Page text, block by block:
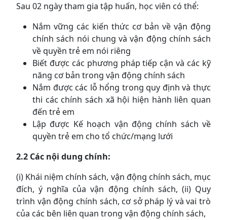
Sau 02 ngày tham gia tập huấn, học viên có thể:
Nắm vững các kiến thức cơ bản về vận động
chính sách nói chung và vận động chính sách
về quyền trẻ em nói riêng
Biết được các phương pháp tiếp cận và các kỹ
năng cơ bản trong vận động chính sách
Nắm được các lỗ hổng trong quy định và thực
thi các chính sách xã hội hiện hành liên quan
đến trẻ em
Lập được Kế hoạch vận động chính sách về
quyền trẻ em cho tổ chức/mạng lưới
2.2 Các nội dung chính:
(i) Khái niệm chính sách, vận động chính sách, mục
đích, ý nghĩa của vận động chính sách, (ii) Quy
trình vận động chính sách, cơ sở pháp lý và vai trò
của các bên liên quan trong vận động chính sách,